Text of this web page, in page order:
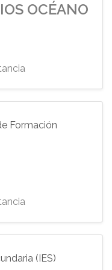
OCÉANO
Formación
(IES)